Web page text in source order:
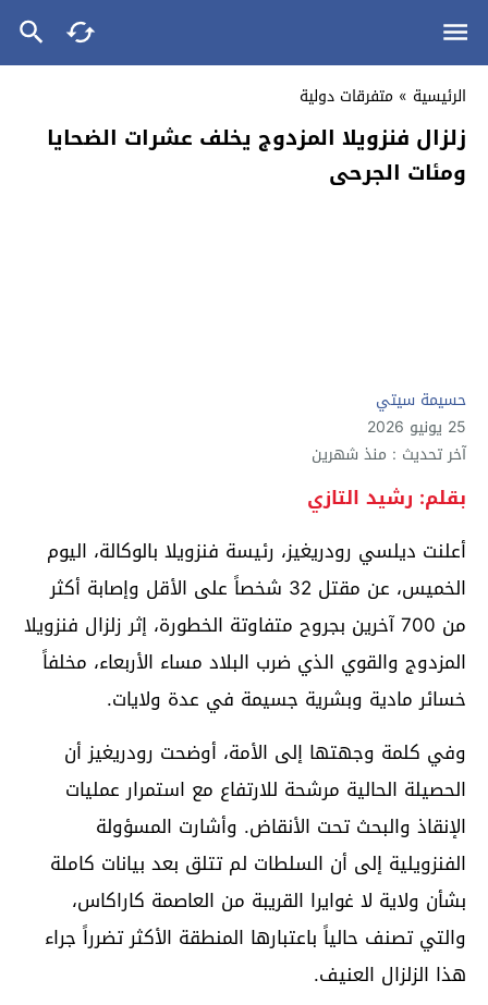
الرئيسية » متفرقات دولية
زلزال فنزويلا المزدوج يخلف عشرات الضحايا
ومئات الجرحى
حسيمة سيتي
25 يونيو 2026
آخر تحديث : منذ شهرين
بقلم: رشيد التازي
أعلنت ديلسي رودريغيز، رئيسة فنزويلا بالوكالة، اليوم
الخميس، عن مقتل 32 شخصاً على الأقل وإصابة أكثر
من 700 آخرين بجروح متفاوتة الخطورة، إثر زلزال فنزويلا
المزدوج والقوي الذي ضرب البلاد مساء الأربعاء، مخلفاً
خسائر مادية وبشرية جسيمة في عدة ولايات.
وفي كلمة وجهتها إلى الأمة، أوضحت رودريغيز أن
الحصيلة الحالية مرشحة للارتفاع مع استمرار عمليات
الإنقاذ والبحث تحت الأنقاض. وأشارت المسؤولة
الفنزويلية إلى أن السلطات لم تتلق بعد بيانات كاملة
بشأن ولاية لا غوايرا القريبة من العاصمة كاراكاس،
والتي تصنف حالياً باعتبارها المنطقة الأكثر تضرراً جراء
هذا الزلزال العنيف.